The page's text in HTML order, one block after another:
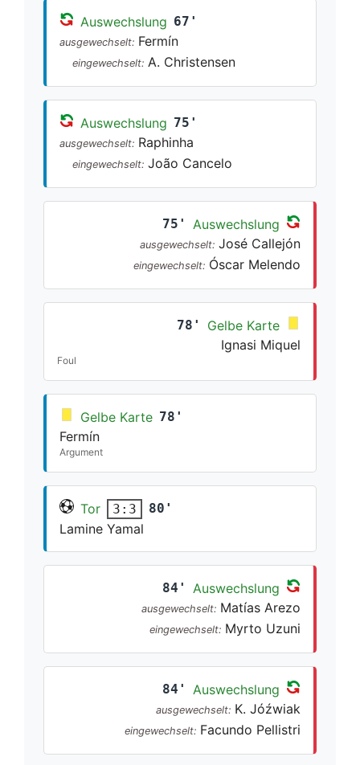
Auswechslung 67'
ausgewechselt: Fermín
eingewechselt: A. Christensen
Auswechslung 75'
ausgewechselt: Raphinha
eingewechselt: João Cancelo
75' Auswechslung
ausgewechselt: José Callejón
eingewechselt: Óscar Melendo
78'
Gelbe Karte
Ignasi Miquel
Foul
Gelbe Karte 78'
Fermín
Argument
Tor 3:3 80'
Lamine Yamal
84' Auswechslung
ausgewechselt: Matías Arezo
eingewechselt: Myrto Uzuni
84' Auswechslung
ausgewechselt: K. Jóźwiak
eingewechselt: Facundo Pellistri